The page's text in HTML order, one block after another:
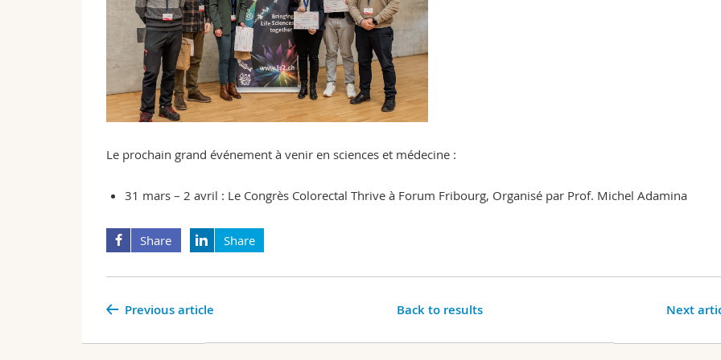
Le prochain grand événement à venir en sciences et médecine :
31 mars – 2 avril : Le Congrès Colorectal Thriveà Forum Fribourg, Organisé par Prof. Michel Adamina
Share Share
Next
Previous article Back to results